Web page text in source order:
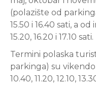
(polazište od
15.50 i 16.40 sati, a od
15.20, 16.20 i 17.10 sati.
Termini polaska
parkinga) su
10.40, 11.20, 12.10,